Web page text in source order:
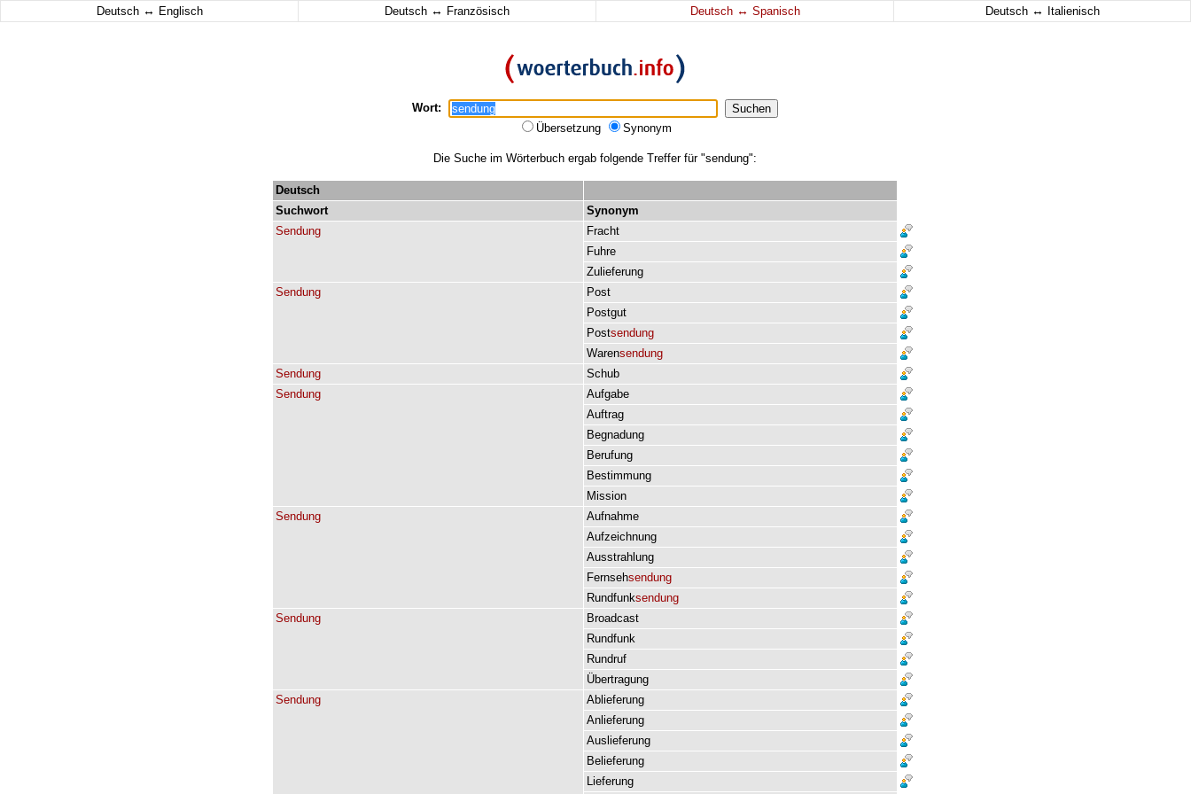
Deutsch ↔ Englisch Deutsch ↔ Französisch Deutsch ↔ Spanisch Deutsch ↔ Italienisch
Wort:
Übersetzung
Synonym
Die Suche im Wörterbuch ergab folgende Treffer für "sendung":
Deutsch
Suchwort
Synonym
Sendung
Fracht
Fuhre
Zulieferung
Sendung
Post
Postgut
Postsendung
Warensendung
Sendung
Schub
Sendung
Aufgabe
Auftrag
Begnadung
Berufung
Bestimmung
Mission
Sendung
Aufnahme
Aufzeichnung
Ausstrahlung
Fernsehsendung
Rundfunksendung
Sendung
Broadcast
Rundfunk
Rundruf
Übertragung
Sendung
Ablieferung
Anlieferung
Auslieferung
Belieferung
Lieferung